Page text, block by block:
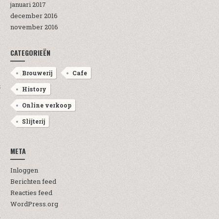
januari 2017
december 2016
november 2016
CATEGORIEËN
Brouwerij Cafe
History
Online verkoop
Slijterij
META
Inloggen
Berichten feed
Reacties feed
WordPress.org